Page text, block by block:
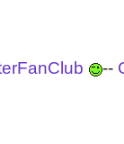
--